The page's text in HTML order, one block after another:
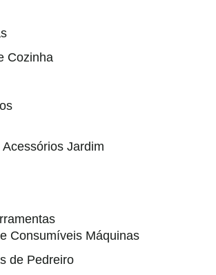
Cozinha
Jardim
Consumíveis Máquinas
de Pedreiro